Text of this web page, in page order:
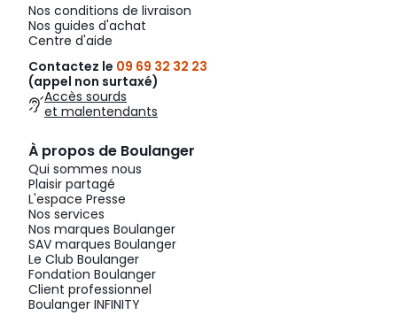
Nos conditions de livraison
Nos guides d'achat
Centre d'aide
Contactez le 09 69 32 32 23
(appel non surtaxé)
Accès sourds
et malentendants
À propos de Boulanger
Qui sommes nous
Plaisir partagé
L'espace Presse
Nos services
Nos marques Boulanger
SAV marques Boulanger
Le Club Boulanger
Fondation Boulanger
Client professionnel
Boulanger INFINITY